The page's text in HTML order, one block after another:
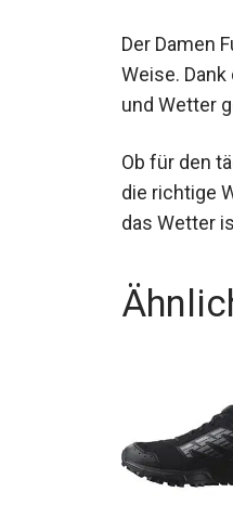
Der Damen
Weise.
Wind und
Ob für den
die richtige
das Wetter